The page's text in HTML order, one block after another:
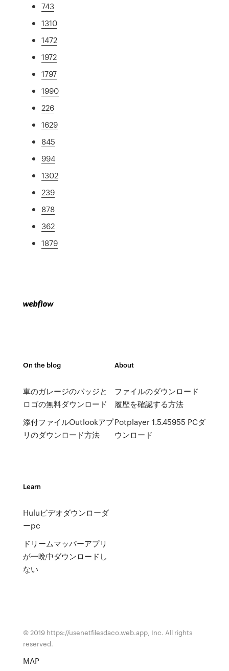
743
1310
1472
1972
1797
1990
226
1629
845
994
1302
239
878
362
1879
On the blog
車のガレージのバッジと
ロゴの無料ダウンロード
添付ファイルOutlookアプ
リのダウンロード方法
About
ファイルのダウンロード
履歴を確認する方法
Potplayer 1.5.45955 PCダ
ウンロード
Learn
Huluビデオダウンローダ
ーpc
ドリームマッパーアプリ
が一晩中ダウンロードし
ない
© 2019 https://usenetfilesdaco.web.app, Inc. All rights
reserved.
MAP